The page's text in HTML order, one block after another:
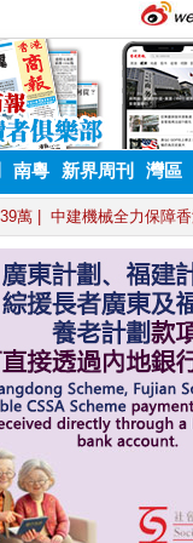
南粵 新界周刊 灣區